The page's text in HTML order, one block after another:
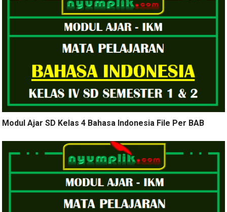
Modul Ajar SD Kelas 4 Bahasa Indonesia File Per BAB